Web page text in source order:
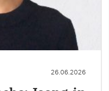
26.06.2026